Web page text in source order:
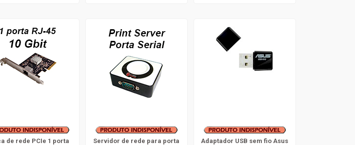
de rede PCIe 1 porta
Servidor de rede para porta
Adaptador USB sem fio Asus